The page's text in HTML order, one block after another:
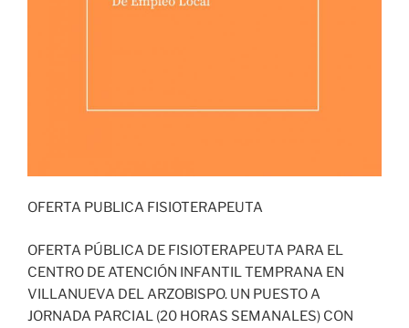
OFERTA PUBLICA FISIOTERAPEUTA
OFERTA PÚBLICA DE FISIOTERAPEUTA PARA EL
CENTRO DE ATENCIÓN INFANTIL TEMPRANA EN
VILLANUEVA DEL ARZOBISPO. UN PUESTO A
JORNADA PARCIAL (20 HORAS SEMANALES) CON